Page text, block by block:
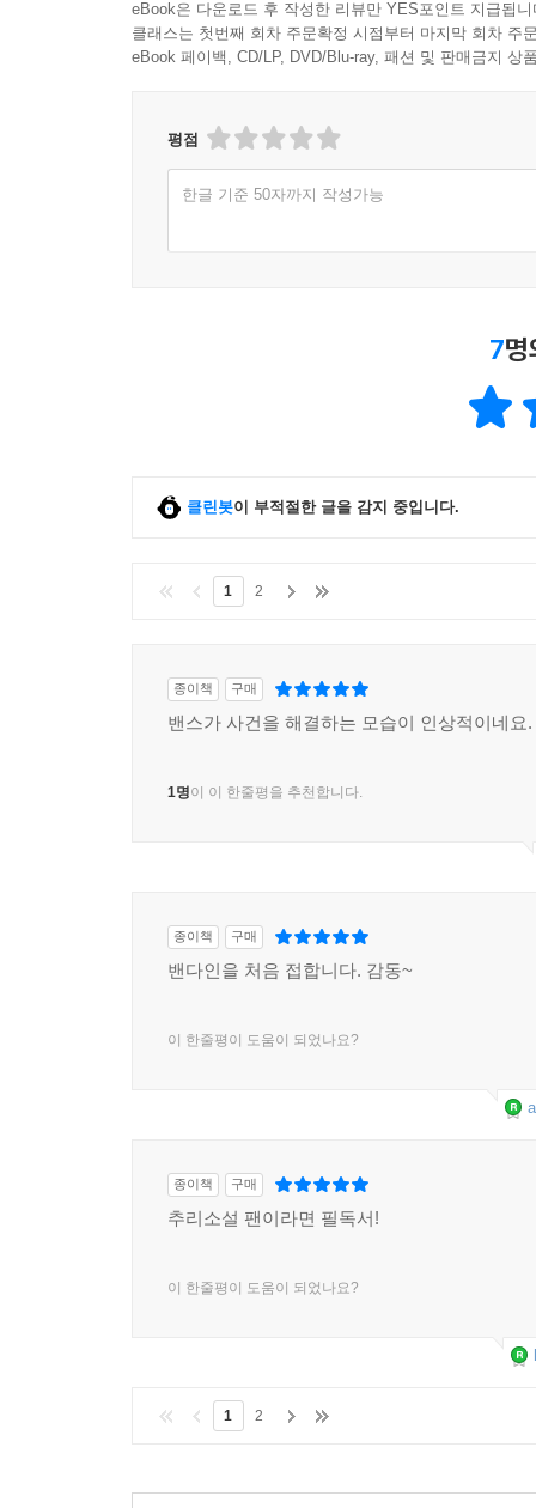
eBook은 다운로드 후 작성한 리뷰만 YES포인트 지급됩니
클래스는 첫번째 회차 주문확정 시점부터 마지막 회차 주
eBook 페이백, CD/LP, DVD/Blu-ray, 패션 및 판매금지 상
평점
한글 기준 50자까지 작성가능
7
클린봇이 부적절한 글을 감지 중입니다.
1 2
종이책 구매
밴스가 사건을 해결하는 모습이 인상적이네요.
1명이 이 한줄평을 추천합니다.
종이책 구매
밴다인을 처음 접합니다. 감동~
이 한줄평이 도움이 되었나요?
종이책 구매
추리소설 팬이라면 필독서!
이 한줄평이 도움이 되었나요?
1 2